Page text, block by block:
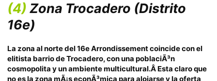
(4) Zona Trocadero (Distrito
16e)
La zona al norte del16e Arrondissementcoincide con el
elitista barrio deTrocadero, con una poblaciÃ³n
cosmopolita y un ambiente multicultural.Â Esta claro que
no es la zona mÃ¡s econÃ³mica para alojarse y la oferta